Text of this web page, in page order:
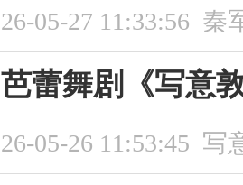
26-05-27 11:33:56 秦
芭蕾舞剧《写意
26-05-26 11:53:45 写